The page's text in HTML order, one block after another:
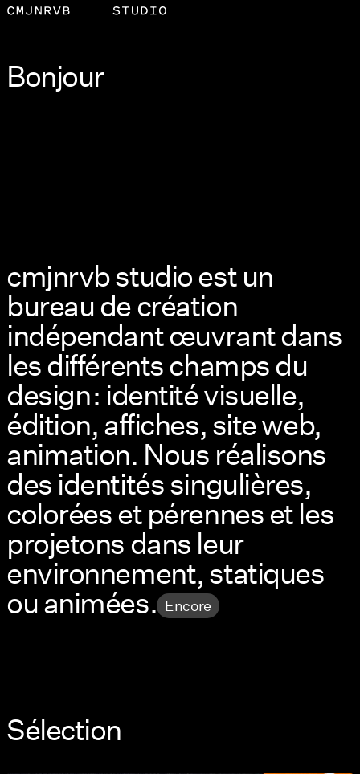
Bonjour
cmjnrvb studio est un
bureau de création
indépendant œuvrant dans
les différents champs du
design : identité visuelle,
édition, affiches, site web,
animation. Nous réalisons
des identités singulières,
colorées et pérennes et les
projetons dans leur
environnement, statiques
ou animées. Encore
Sélection